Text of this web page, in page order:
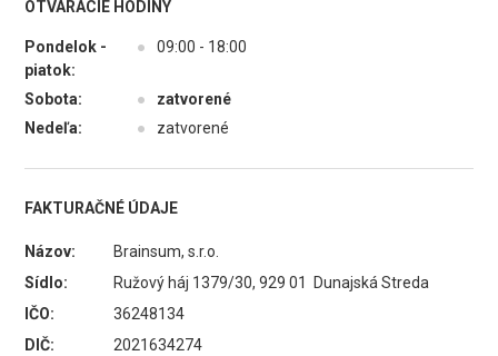
OTVÁRACIE HODINY
Pondelok -
piatok:
● 09:00 - 18:00
Sobota: ●
zatvorené
Nedeľa:
● zatvorené
FAKTURAČNÉ ÚDAJE
Názov:
Brainsum, s.r.o.
Sídlo:
Ružový háj 1379/30, 929 01 Dunajská Streda
IČO:
36248134
DIČ:
2021634274